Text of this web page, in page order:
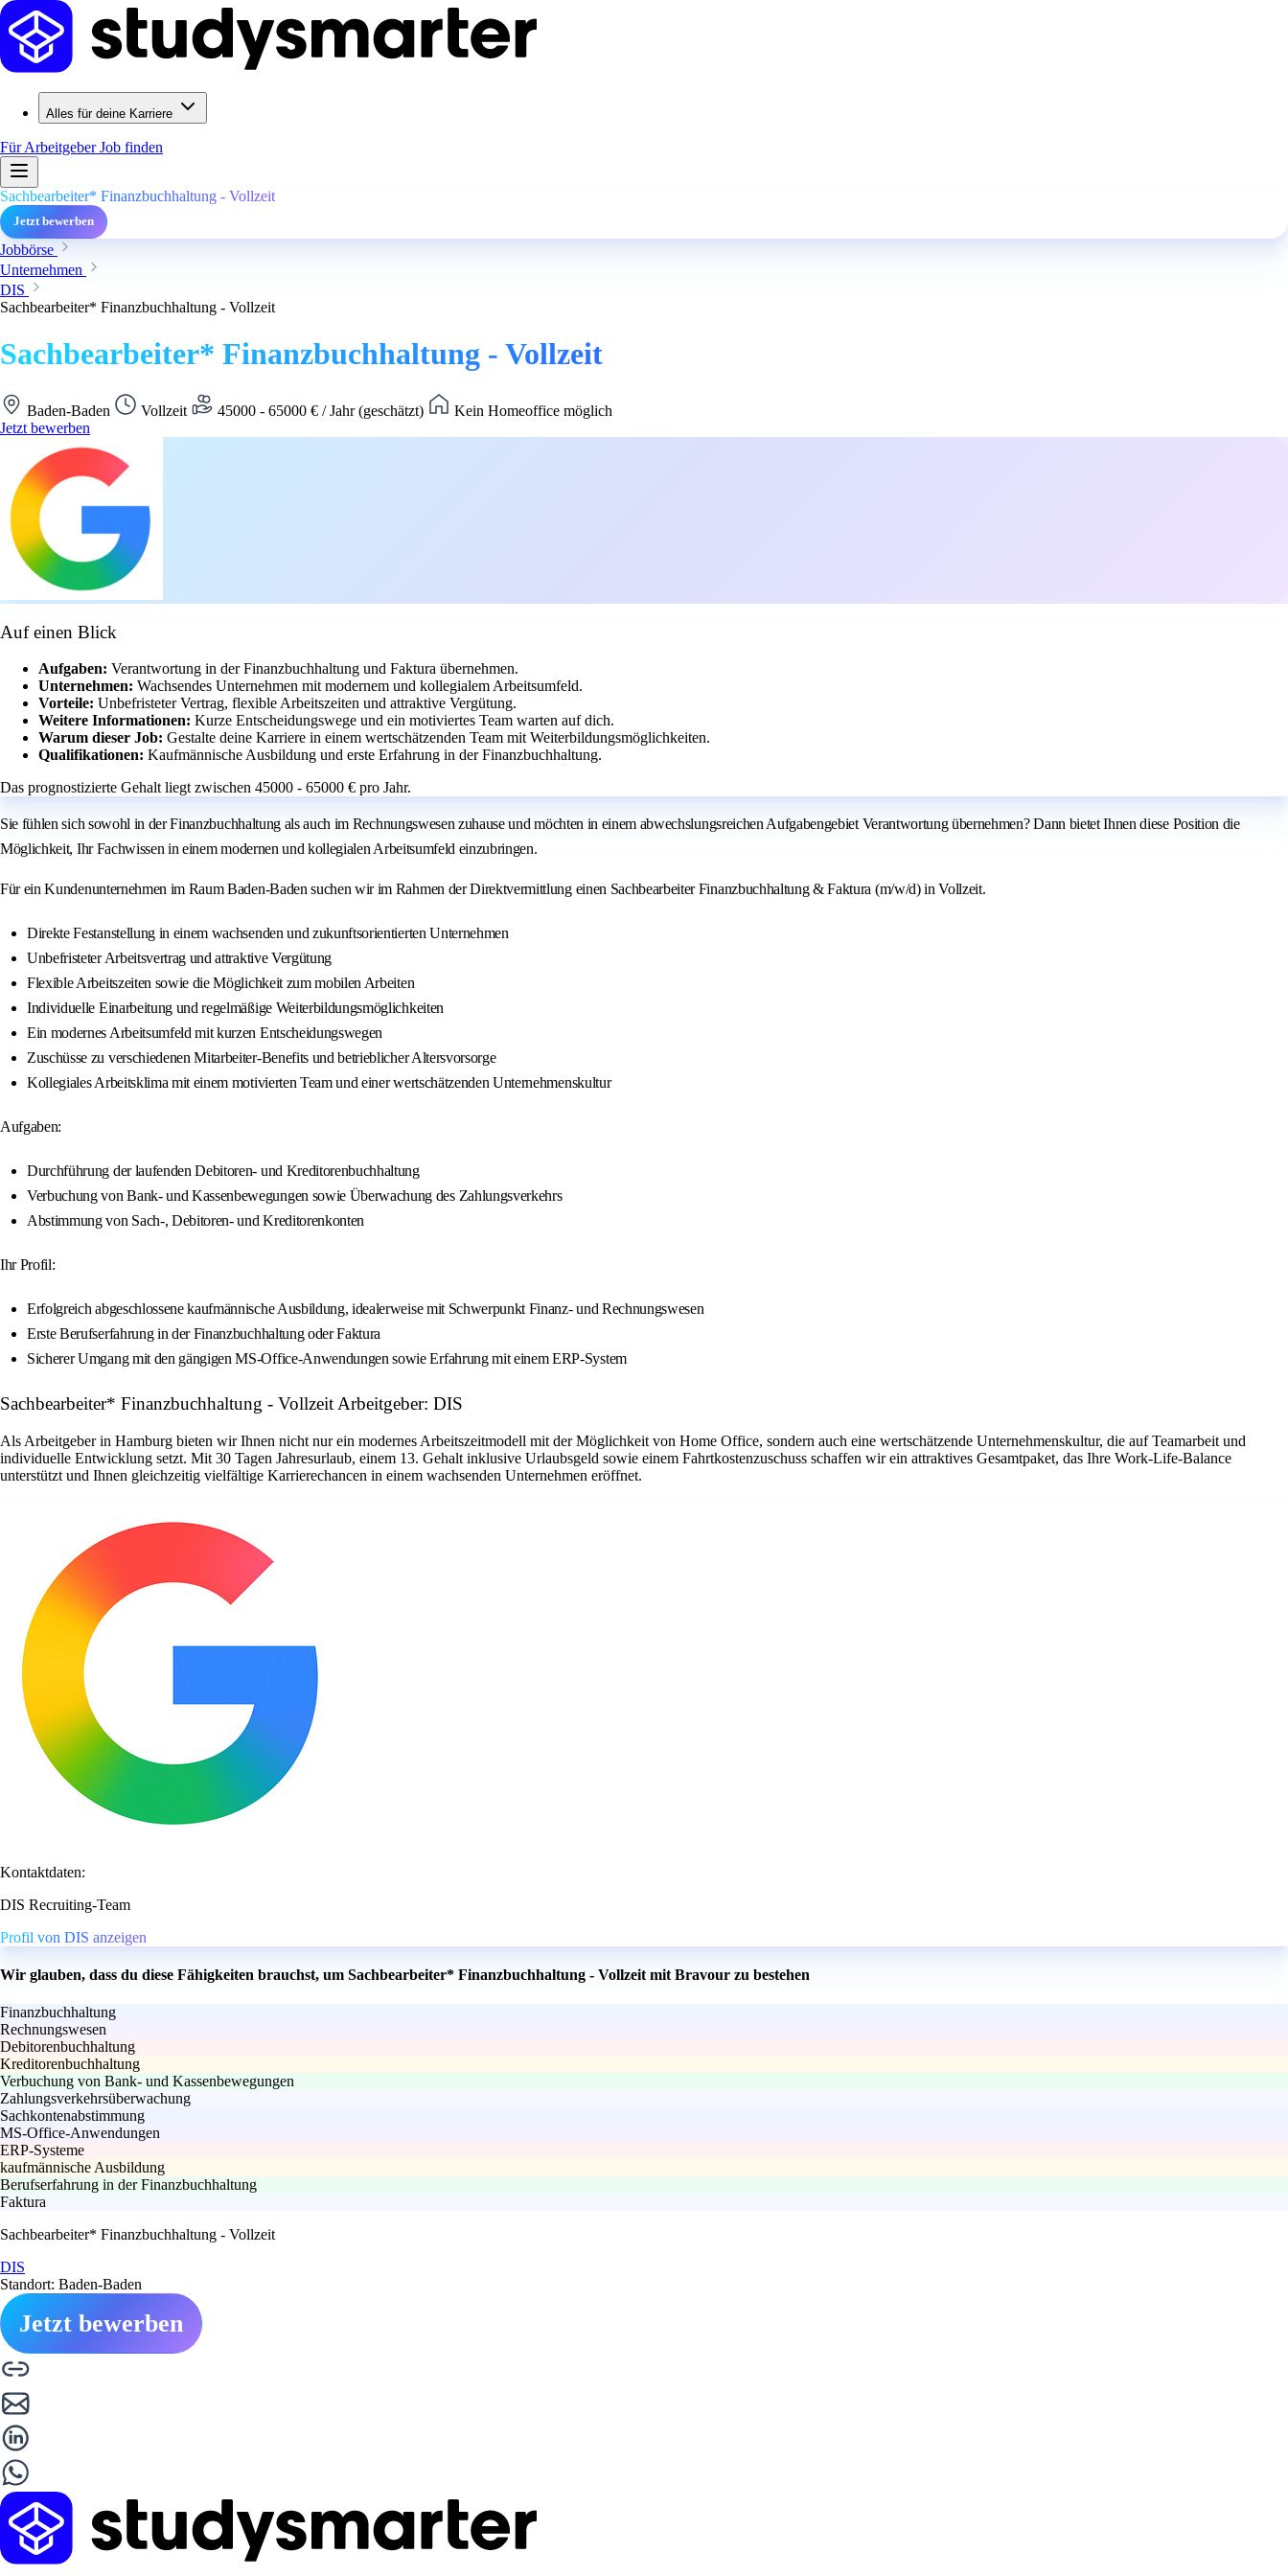
Alles für deine Karriere
Für ArbeitgeberJob finden
Sachbearbeiter* Finanzbuchhaltung - Vollzeit
Jetzt bewerben
Jobbörse
Unternehmen
DIS
Sachbearbeiter* Finanzbuchhaltung - Vollzeit
Sachbearbeiter* Finanzbuchhaltung - Vollzeit
Baden-Baden Vollzeit 45000 - 65000 € / Jahr (geschätzt)
Kein Homeoffice möglich
Jetzt bewerben
Auf einen Blick
Aufgaben: Verantwortung in der Finanzbuchhaltung und Faktura übernehmen.
Unternehmen: Wachsendes Unternehmen mit modernem und kollegialem Arbeitsumfeld.
Vorteile: Unbefristeter Vertrag, flexible Arbeitszeiten und attraktive Vergütung.
Weitere Informationen: Kurze Entscheidungswege und ein motiviertes Team warten auf dich.
Warum dieser Job: Gestalte deine Karriere in einem wertschätzenden Team mit Weiterbildungsmöglichkeiten.
Qualifikationen: Kaufmännische Ausbildung und erste Erfahrung in der Finanzbuchhaltung.
Das prognostizierte Gehalt liegt zwischen 45000 - 65000 € pro Jahr.
Sie fühlen sich sowohl in der Finanzbuchhaltung als auch im Rechnungswesen zuhause und möchten in einem abwechslungsreichen Aufgabengebiet Verantwortung übernehmen? Dann bietet Ihnen diese Position die
Möglichkeit, Ihr Fachwissen in einem modernen und kollegialen Arbeitsumfeld einzubringen.
Für ein Kundenunternehmen im Raum Baden-Baden suchen wir im Rahmen der Direktvermittlung einen Sachbearbeiter Finanzbuchhaltung & Faktura (m/w/d) in Vollzeit.
Direkte Festanstellung in einem wachsenden und zukunftsorientierten Unternehmen
Unbefristeter Arbeitsvertrag und attraktive Vergütung
Flexible Arbeitszeiten sowie die Möglichkeit zum mobilen Arbeiten
Individuelle Einarbeitung und regelmäßige Weiterbildungsmöglichkeiten
Ein modernes Arbeitsumfeld mit kurzen Entscheidungswegen
Zuschüsse zu verschiedenen Mitarbeiter-Benefits und betrieblicher Altersvorsorge
Kollegiales Arbeitsklima mit einem motivierten Team und einer wertschätzenden Unternehmenskultur
Aufgaben:
Durchführung der laufenden Debitoren- und Kreditorenbuchhaltung
Verbuchung von Bank- und Kassenbewegungen sowie Überwachung des Zahlungsverkehrs
Abstimmung von Sach-, Debitoren- und Kreditorenkonten
Ihr Profil:
Erfolgreich abgeschlossene kaufmännische Ausbildung, idealerweise mit Schwerpunkt Finanz- und Rechnungswesen
Erste Berufserfahrung in der Finanzbuchhaltung oder Faktura
Sicherer Umgang mit den gängigen MS-Office-Anwendungen sowie Erfahrung mit einem ERP-System
Sachbearbeiter* Finanzbuchhaltung - Vollzeit Arbeitgeber: DIS
Als Arbeitgeber in Hamburg bieten wir Ihnen nicht nur ein modernes Arbeitszeitmodell mit der Möglichkeit von Home Office, sondern auch eine wertschätzende Unternehmenskultur, die auf Teamarbeit und
individuelle Entwicklung setzt. Mit 30 Tagen Jahresurlaub, einem 13. Gehalt inklusive Urlaubsgeld sowie einem Fahrtkostenzuschuss schaffen wir ein attraktives Gesamtpaket, das Ihre Work-Life-Balance
unterstützt und Ihnen gleichzeitig vielfältige Karrierechancen in einem wachsenden Unternehmen eröffnet.
Kontaktdaten:
DIS Recruiting-Team
Profil von DIS anzeigen
Wir glauben, dass du diese Fähigkeiten brauchst, um Sachbearbeiter* Finanzbuchhaltung - Vollzeit mit Bravour zu bestehen
Finanzbuchhaltung
Rechnungswesen
Debitorenbuchhaltung
Kreditorenbuchhaltung
Verbuchung von Bank- und Kassenbewegungen
Zahlungsverkehrsüberwachung
Sachkontenabstimmung
MS-Office-Anwendungen
ERP-Systeme
kaufmännische Ausbildung
Berufserfahrung in der Finanzbuchhaltung
Faktura
Sachbearbeiter* Finanzbuchhaltung - Vollzeit
DIS
Standort: Baden-Baden
Jetzt bewerben